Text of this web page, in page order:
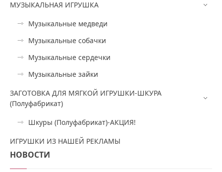
МУЗЫКАЛЬНАЯ ИГРУШКА
Музыкальные медведи
Музыкальные собачки
Музыкальные сердечки
Музыкальные зайки
ЗАГОТОВКА ДЛЯ МЯГКОЙ ИГРУШКИ-ШКУРА
(Полуфабрикат)
Шкуры (Полуфабрикат)-АКЦИЯ!
ИГРУШКИ ИЗ НАШЕЙ РЕКЛАМЫ
НОВОСТИ